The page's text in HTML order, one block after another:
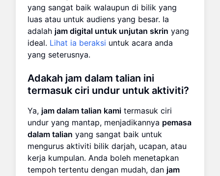
yang sangat baik walaupun di bilik yang
luas atau untuk audiens yang besar. Ia
adalah jam digital untuk unjutan skrin yang
ideal. Lihat ia beraksi untuk acara anda
yang seterusnya.
Adakah jam dalam talian ini
termasuk ciri undur untuk aktiviti?
Ya, jam dalam talian kami termasuk ciri
undur yang mantap, menjadikannya pemasa
dalam talian yang sangat baik untuk
mengurus aktiviti bilik darjah, ucapan, atau
kerja kumpulan. Anda boleh menetapkan
tempoh tertentu dengan mudah, dan jam